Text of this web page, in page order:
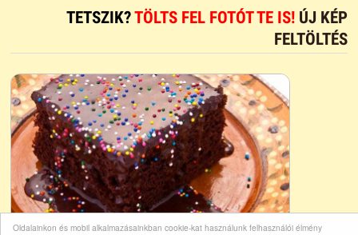
Oldalainkon és mobil alkalmazásainkban cookie-kat használunk felhasználói élmény
TETSZIK?TÖLTS FEL FOTÓT TE IS! ÚJ KÉP
FELTÖLTÉS